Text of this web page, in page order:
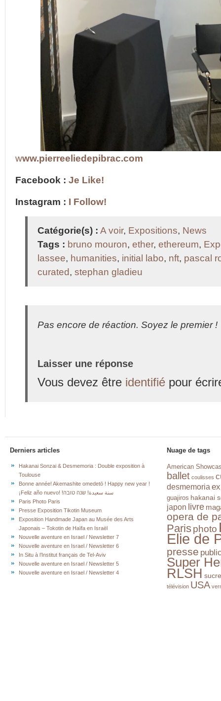
www.pierreeliedepibrac.com
Facebook : Je Like!
Instagram : I Follow!
Catégorie(s) : A voir, Expositions, News
Tags : bruno mouron, ether, ethereum,
lassee, humanities, initial labo, nft, pascal
curated, stephan gladieu
Pas encore de réaction. Soyez le premier !
Laisser une réponse
Vous devez être identifié pour
Derniers articles
Hakanai Sonzai & Desmemoria : Double exposition à
Toulouse
Bonne année! Akemashite omedetō ! Happy new year !
¡Feliz año nuevo! !سنة سعيدة! שנה טובה
Paris Photo Paris
Presse Exposition Tikotin Museum
Exposition Handmade Japan au Musée des Arts
Japonais – Tokotin de Haïfa en Israël
Nouvelle aventure en Israel / Newsletter 7
Nouvelle aventure en Israel / Newsletter 6
In Situ à l’Institut français de Tel-Aviv
Nouvelle aventure en Israel / Newsletter 5
Nouvelle aventure en Israel / Newsletter 4
Nuage de tags
American
ballet coulisses
desmemoria
guajiros hakanai
japon livre
opera de
Paris photo
Elie de
presse
Super
RLSH sucre
télévision USA